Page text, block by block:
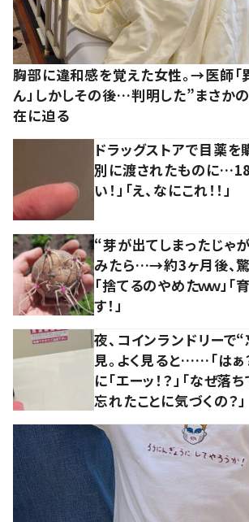
胸部に違和感を覚えた女性。→医師「
ん」しかしその後…判明した”まさか
在に迫る
ドラッグストアで目薬
別に渡されたものに
い！」「え、なにこれ！！」
“芽が出てしまったじゃ
みたら…→約3ヶ月後、
「捨てるのやめたｗｗ」
す！」
夜、コインランドリーで
見。よく見ると……「はぁ
に「エーッ！？」「なぜ落
忘れたことに気づくの？」